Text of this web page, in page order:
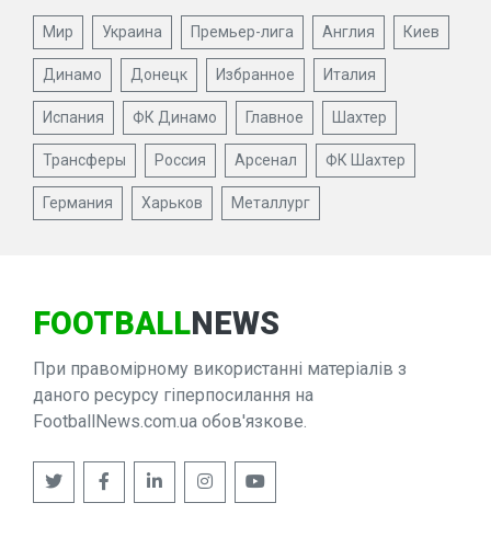
Мир Украина Премьер-лига Англия Киев
Динамо Донецк Избранное Италия
Испания ФК Динамо Главное Шахтер
Трансферы Россия Арсенал ФК Шахтер
Германия Харьков Металлург
FOOTBALLNEWS
При правомірному використанні матеріалів з
даного ресурсу гіперпосилання на
FootballNews.com.ua обов'язкове.